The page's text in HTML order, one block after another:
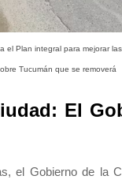
el Plan integral para mejorar
Tucumán que se removerá
El
el Gobierno de la